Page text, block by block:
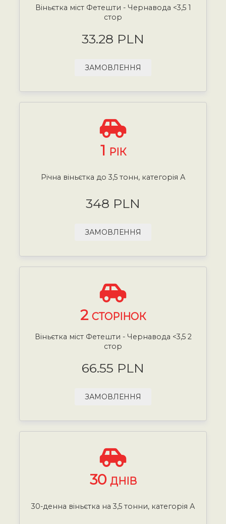
Віньєтка міст Фетешти - Чернавода <3,5 1
стор
33.28 PLN
ЗАМОВЛЕННЯ
1 РІК
Річна віньєтка до 3,5 тонн, категорія А
348 PLN
ЗАМОВЛЕННЯ
2 СТОРІНОК
Віньєтка міст Фетешти - Чернавода <3,5 2
стор
66.55 PLN
ЗАМОВЛЕННЯ
30 ДНІВ
30-денна віньєтка на 3,5 тонни, категорія А